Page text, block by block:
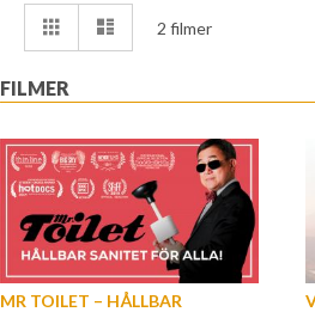
Visa
som
Rutnät 2 filmer
FILMER
MR TOILET – HÅLLBAR